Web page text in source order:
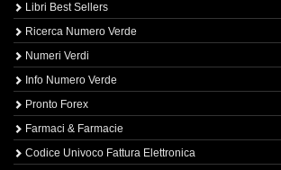
Libri Best Sellers
Ricerca Numero Verde
Numeri Verdi
Info Numero Verde
Pronto Forex
Farmaci & Farmacie
Codice Univoco Fattura Elettronica